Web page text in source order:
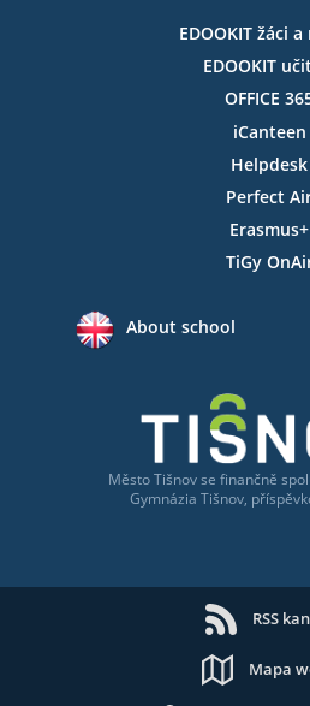
EDOOKIT žáci
EDOOKIT
OFFICE
iCanteen
Helpdesk
Perfect
Erasmus+
TiGy
About school
Město Tišnov se finančně
Gymnázia Tišnov,
RSS
Mapa